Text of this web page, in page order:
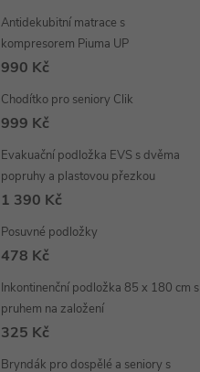
Antidekubitní matrace s
kompresorem Piuma UP
990 Kč
Chodítko pro seniory Clik
999 Kč
Evakuační podložka EVS s dvěma
popruhy a plastovou přezkou
1 390 Kč
Posuvné podložky
478 Kč
Inkontinenční podložka 85 x 180 cm s
pruhem na založení
325 Kč
Bryndák pro dospělé a seniory s